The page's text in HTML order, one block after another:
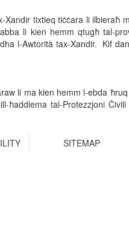
Xandir tixtieq tiċċara li ilbieraħ
li kien hemm qtugħ tal-
l-Awtorità tax-Xandir. Kif
li ma kien hemm l-ebda
ħaddiema tal-Protezzjoni
SITEMAP